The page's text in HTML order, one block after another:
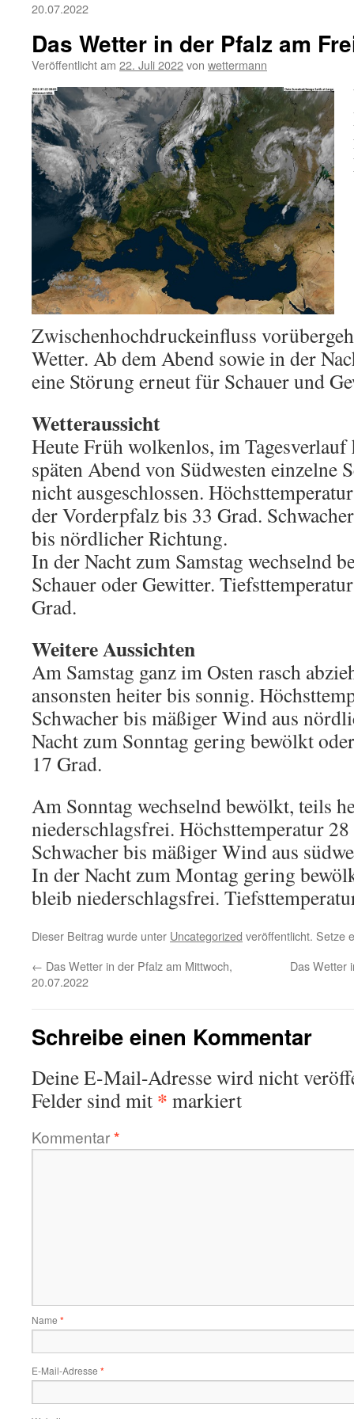
20.07.2022
Das Wetter in der Pfalz am
Veröffentlicht am 22. Juli 2022von wettermann
Zwischenhochdruckeinfluss
Wetter. Ab dem Abend sowie in der
eine Störung erneut für Schauer und
Wetteraussicht
Heute Früh wolkenlos, im
späten Abend von Südwesten einzelne
nicht ausgeschlossen.
der Vorderpfalz bis 33 Grad.
bis nördlicher Richtung.
In der Nacht zum Samstag wechselnd
Schauer oder Gewitter.
Grad.
Weitere Aussichten
Am Samstag ganz im Osten rasch
ansonsten heiter bis sonnig.
Schwacher bis mäßiger Wind aus
Nacht zum Sonntag gering bewölkt
17 Grad.
Am Sonntag wechselnd bewölkt, teils
niederschlagsfrei. Höchsttemperatur
Schwacher bis mäßiger Wind aus
In der Nacht zum Montag gering
bleib niederschlagsfrei.
Dieser Beitrag wurde unter Uncategorized veröffentlicht. Setze
← Das Wetter in der Pfalz am Mittwoch,
20.07.2022
Das Wetter
Schreibe einen Kommentar
Deine E-Mail-Adresse wird nicht
Felder sind mit * markiert
Kommentar*
Name *
E-Mail-Adresse *